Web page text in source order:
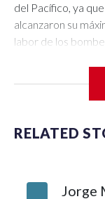
del Pacífico, ya
alcanzaron su
labor de los
tres muertes
emergencia de
Departamento de
la parte oriental
RELATED
Jorge